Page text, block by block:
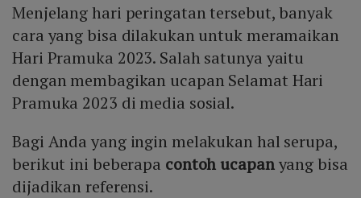
Menjelang hari peringatan tersebut, banyak
cara yang bisa dilakukan untuk meramaikan
Hari Pramuka 2023. Salah satunya yaitu
dengan membagikan ucapan Selamat Hari
Pramuka 2023 di media sosial.
Bagi Anda yang ingin melakukan hal serupa,
berikut ini beberapa contoh ucapanyang bisa
dijadikan referensi.